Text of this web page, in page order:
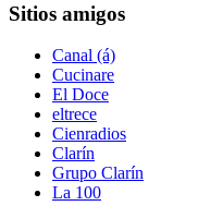
Sitios amigos
Canal (á)
Cucinare
El Doce
eltrece
Cienradios
Clarín
Grupo Clarín
La 100